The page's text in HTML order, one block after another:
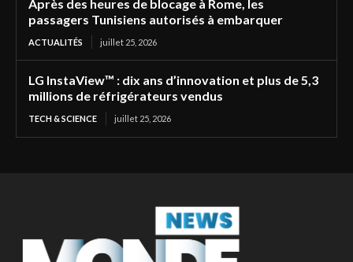
Après des heures de blocage à Rome, les
passagers Tunisiens autorisés à embarquer
ACTUALITÉS juillet 25, 2026
LG InstaView™ : dix ans d’innovation et plus de 5,3
millions de réfrigérateurs vendus
TECH & SCIENCE juillet 25, 2026